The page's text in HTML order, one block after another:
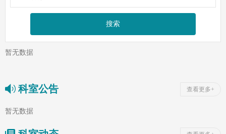
暂无数据
查看更多+
科室公告
暂无数据